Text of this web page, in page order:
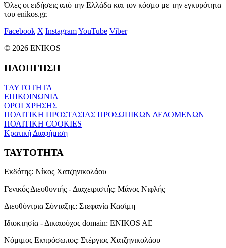
Όλες οι ειδήσεις από την Ελλάδα και τον κόσμο με την εγκυρότητα
του enikos.gr.
Facebook X InstagramYouTube Viber
© 2026 ENIKOS
ΠΛΟΗΓΗΣΗ
ΤΑΥΤΟΤΗΤΑ
ΕΠΙΚΟΙΝΩΝΙΑ
ΟΡΟΙ ΧΡΗΣΗΣ
ΠΟΛΙΤΙΚΗ ΠΡΟΣΤΑΣΙΑΣ ΠΡΟΣΩΠΙΚΩΝ ΔΕΔΟΜΕΝΩΝ
ΠΟΛΙΤΙΚΗ COOKIES
Κρατική Διαφήμιση
ΤΑΥΤΟΤΗΤΑ
Εκδότης: Νίκος Χατζηνικολάου
Γενικός Διευθυντής - Διαχειριστής: Μάνος Νιφλής
Διευθύντρια Σύνταξης: Στεφανία Κασίμη
Ιδιοκτησία - Δικαιούχος domain: ENIKOS AE
Νόμιμος Εκπρόσωπος: Στέργιος Χατζηνικολάου